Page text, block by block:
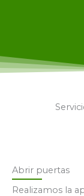
Abrir puertas
Realizamos la